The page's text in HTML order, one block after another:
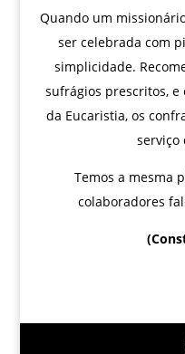
Quando um
ser celebrada com
simplicidade.
sufrágios prescritos,
da Eucaristia, os
serviço
Temos a mesma
colaboradores